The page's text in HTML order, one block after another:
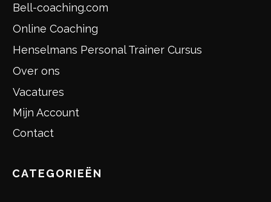
Bell-coaching.com
Online Coaching
Henselmans Personal Trainer Cursus
Over ons
Vacatures
Mijn Account
Contact
CATEGORIEËN